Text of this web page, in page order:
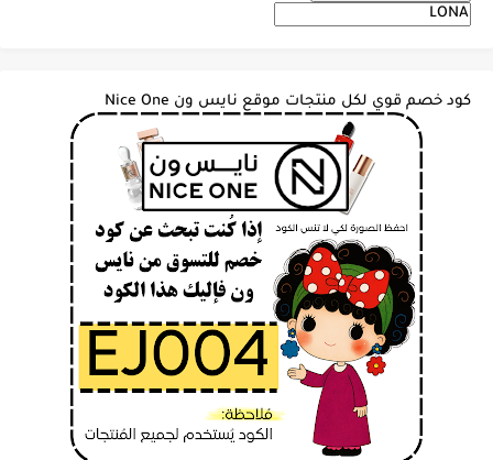
كود خصم قوي لكل منتجات موقع نايس ون Nice One